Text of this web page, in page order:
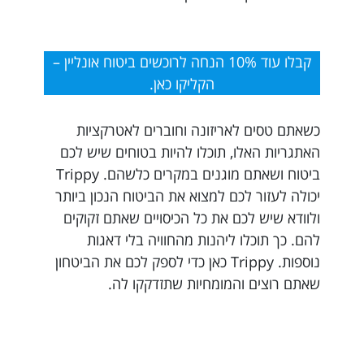
קבלו עוד 10% הנחה לרוכשים ביטוח אונליין –
הקליקו כאן.
כשאתם טסים לאריזונה וחוברים לאטרקציות
האתגריות האלו, תוכלו להיות בטוחים שיש לכם
ביטוח ושאתם מוגנים במקרים כלשהם. Trippy
יכולה לעזור לכם למצוא את הביטוח הנכון ביותר
ולוודא שיש לכם את כל הכיסויים שאתם זקוקים
להם. כך תוכלו ליהנות מהחוויה בלי דאגות
נוספות. Trippy כאן כדי לספק לכם את הביטחון
שאתם רוצים והמומחיות שתזדקקו לה.